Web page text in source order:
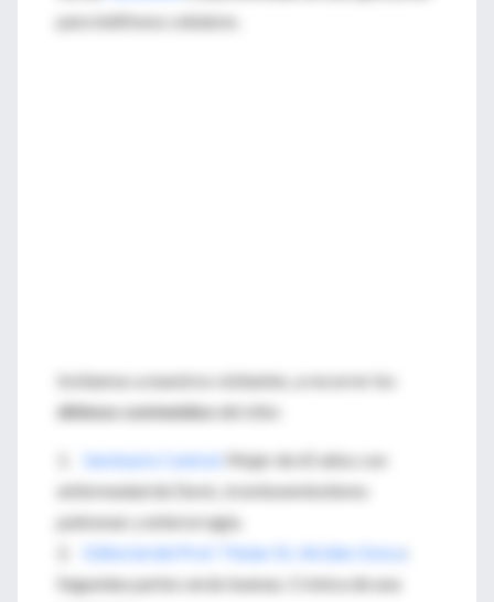
para teléfonos celulares.
Invitamos a nuestros visitantes, a recorrer los
últimos contenidosdel sitio:
Seminario Central:
Mujer de 65 años con
enfermedad de Devic, tromboembolismo
pulmonar y enterorragia.
Editorial del Prof. Titular Dr. Alcides Greca
Segundas partes serán buenas. Crónica de una